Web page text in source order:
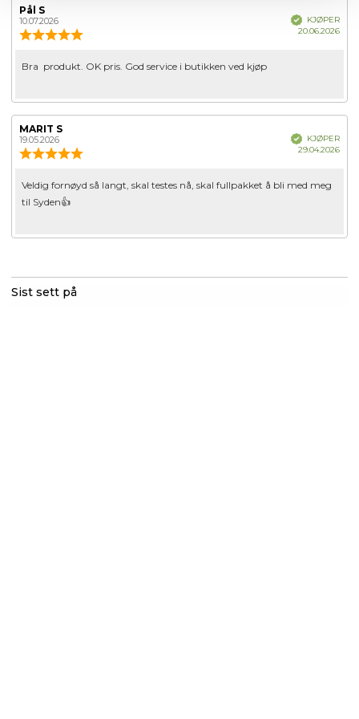
Forfatter:
Pål S
10.07.2026
5
VerifisertKJØPER
20.06.2026
Omtaletekst:
Bra produkt. OK pris. God service i butikken ved kjøp
Forfatter:
MARIT S
19.05.2026
5
VerifisertKJØPER
29.04.2026
Omtaletekst:
Veldig fornøyd så langt, skal testes nå, skal fullpakket å bli med meg
til Syden👍
Sist sett på